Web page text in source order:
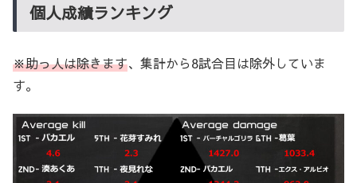
個人成績ランキング
※助っ人は除きます、集計から8試合目は除外していま
す。